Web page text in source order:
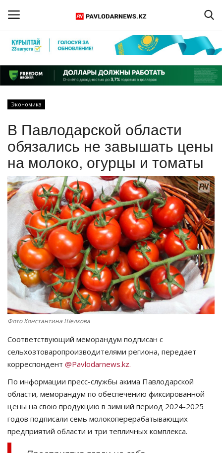
Регистрация
Главная
ПАВЛОДАРСКАЯ ОБЛАСТЬ
КАЗАХСТАН
МИР
СПЕЦПРОЕКТЫ
СПОРТ
Чек-лист
РАЗВЛЕЧЕНИЯ
OFFICIAL
Курултай
Язык
Қазақша Русский
Экономика
В Павлодарской области
обязались не завышать цены
на молоко, огурцы и томаты
Фото Константина Шелкова
Соответствующий меморандум подписан с
сельхозтоваропроизводителями региона, передает
корреспондент @Pavlodarnews.kz.
По информации пресс-службы акима Павлодарской
области, меморандум по обеспечению фиксированной
цены на свою продукцию в зимний период 2024-2025
годов подписали семь молокоперерабатывающих
предприятий области и три тепличных комплекса.